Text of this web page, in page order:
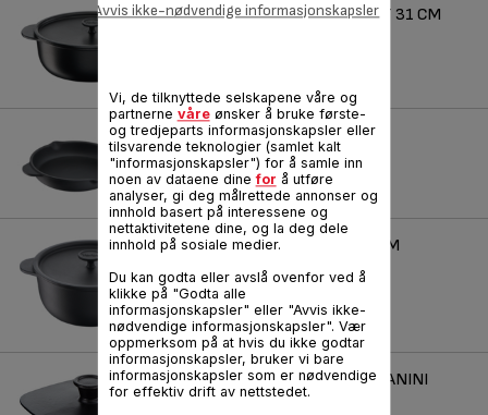
TRADITION OVAL STEWPOT 31 CM
TRADITION FRYPAN 26 CM
Referanse : E2250504
TRADITION STEWPOT 24 CM
Referanse :E2254604
JAMIE OLIVER CAST IRON PANINI
PRESS 22 CM
Vi, de tilknyttede selskapene våre og
partnerne våreønsker å bruke første-
og tredjeparts informasjonskapsler eller
tilsvarende teknologier (samlet kalt
"informasjonskapsler") for å samle inn
noen av dataene dinefor å utføre
analyser, gi deg målrettede annonser og
innhold basert på interessene og
nettaktivitetene dine, og la deg dele
innhold på sosiale medier.
Du kan godta eller avslå ovenfor ved å
klikke på "Godta alle
informasjonskapsler" eller "Avvis ikke-
nødvendige informasjonskapsler". Vær
oppmerksom på at hvis du ikke godtar
informasjonskapsler, bruker vi bare
informasjonskapsler som er nødvendige
for effektiv drift av nettstedet.
Avvis ikke-nødvendige informasjonskapsler